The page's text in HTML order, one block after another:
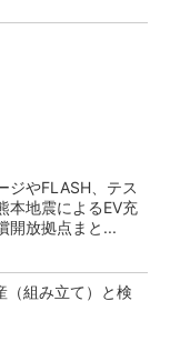
ジやFLASH、テス
地震によるEV充
開放拠点まと...
（組み立て）と検